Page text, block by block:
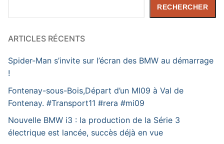
RECHERCHER
ARTICLES RÉCENTS
Spider-Man s’invite sur l’écran des BMW au démarrage
!
Fontenay-sous-Bois,Départ d’un MI09 à Val de
Fontenay. #Transport11 #rera #mi09
Nouvelle BMW i3 : la production de la Série 3
électrique est lancée, succès déjà en vue